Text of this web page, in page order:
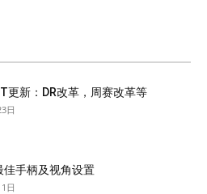
更新：DR改革，周赛改革等
日
佳手柄及视角设置
日